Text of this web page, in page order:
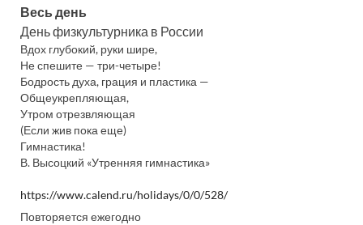
Весь день
День физкультурника в России
Вдох глубокий, руки шире,
Не спешите — три-четыре!
Бодрость духа, грация и пластика —
Общеукрепляющая,
Утром отрезвляющая
(Если жив пока еще)
Гимнастика!
В. Высоцкий «Утренняя гимнастика»
https://www.calend.ru/holidays/0/0/528/
Повторяется ежегодно